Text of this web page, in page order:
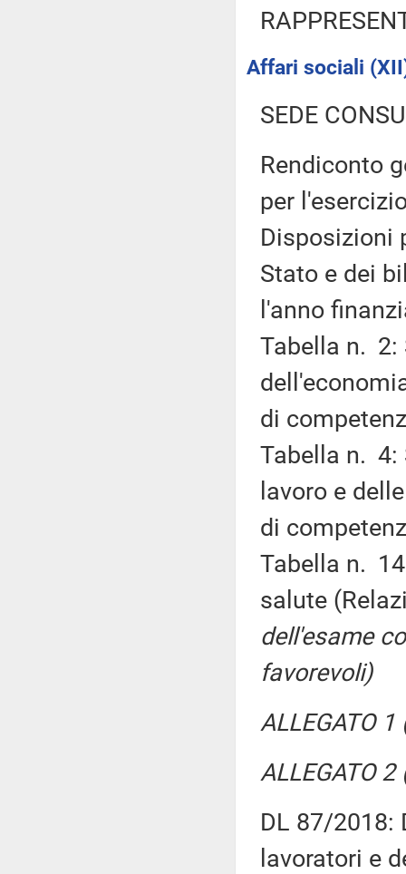
Affari sociali
SEDE
Rendiconto
per
Disposizioni
Stato e dei
l'anno
Tabella n. 2:
di
Tabella n. 4:
lavoro e
di
Tabella n.
salute
dell'esame
favorevoli)
ALLEGATO
ALLEGATO
DL 87/2018:
lavoratori e